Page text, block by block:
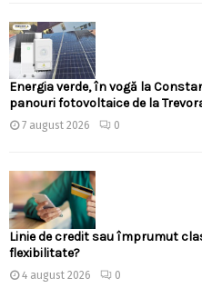
Energia verde, în vogă la
panouri fotovoltaice de la
7 august 2026 0
Linie de credit sau împrumut
flexibilitate?
4 august 2026 0